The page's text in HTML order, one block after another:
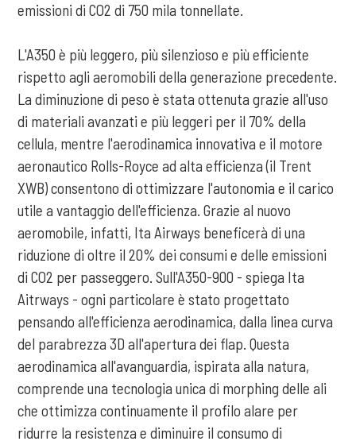
emissioni di CO2 di 750 mila tonnellate.
L'A350 è più leggero, più silenzioso e più efficiente
rispetto agli aeromobili della generazione precedente.
La diminuzione di peso è stata ottenuta grazie all'uso
di materiali avanzati e più leggeri per il 70% della
cellula, mentre l'aerodinamica innovativa e il motore
aeronautico Rolls-Royce ad alta efficienza (il Trent
XWB) consentono di ottimizzare l'autonomia e il carico
utile a vantaggio dell'efficienza. Grazie al nuovo
aeromobile, infatti, Ita Airways beneficerà di una
riduzione di oltre il 20% dei consumi e delle emissioni
di CO2 per passeggero. Sull'A350-900 - spiega Ita
Aitrways - ogni particolare è stato progettato
pensando all'efficienza aerodinamica, dalla linea curva
del parabrezza 3D all'apertura dei flap. Questa
aerodinamica all'avanguardia, ispirata alla natura,
comprende una tecnologia unica di morphing delle ali
che ottimizza continuamente il profilo alare per
ridurre la resistenza e diminuire il consumo di